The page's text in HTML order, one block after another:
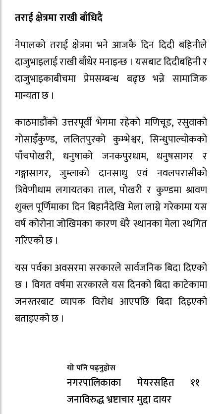
तराई क्षेत्रमा राखी बाँधिदै
नेपालको तराई क्षेत्रमा भने आजकै दिन दिदी बहिनीले
दाजुभाइलाई राखी बाँधेर मनाइन्छ । यसबाट दिदीबहिनी र
दाजुभाइकाबीचमा प्रेमसम्बन्ध बढ्छ भन्ने सामाजिक
मान्यता छ ।
काठमाडौंको उत्तरपूर्वी भेगमा रहेको मणिचूड, रसुवाको
गोसाइँकुण्ड, ललितपुरको कुम्भेश्वर, सिन्धुपाल्चोकको
पाँचपोखरी, धनुषाको जनकपुरधाम, धनुषसागर र
गङ्गासागर, जुम्लाको दानसाधु एवं नवलपरासीको
त्रिवेणीधाम लगायतका ताल, पोखरी र कुण्डमा श्रावण
शुक्ल पूर्णिमाका दिन बिहानैदेखि मेला लाग्ने गरेकामा यस
वर्ष कोरोना जोखिमका कारण धेरै स्थानका मेला स्थगित
गरिएको छ ।
यस पर्वका अवसरमा सरकारले सार्वजनिक बिदा दिएको
छ । विगत वर्षमा सरकारले यस दिनको बिदा काटेकामा
जनस्तरबाट व्यापक विरोध आएपछि बिदा दिइएको
बताइएको छ ।
यो पनि पढ्नुहोस
नगरपालिकाका मेयरसहित ११
जनाविरुद्ध भ्रष्टाचार मुद्दा दायर